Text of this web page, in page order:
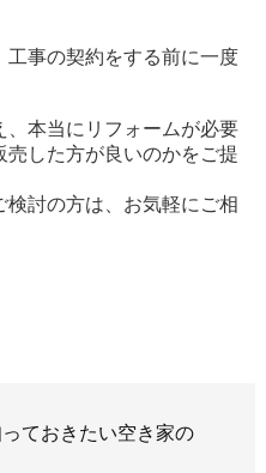
工事の契約をする前に一度
本当にリフォームが必要
した方が良いのかをご提
討の方は、お気軽にご相
ておきたい空き家の